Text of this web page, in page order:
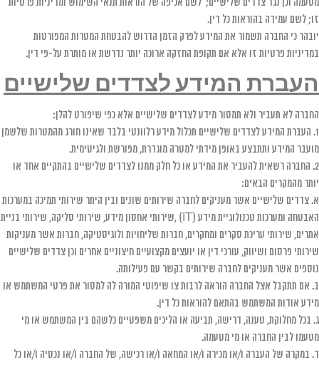
מטעמה וכן נגד צדדים שלישיים; לשם אכיפה של הוראות תנאי השימוש ומדיניות פרטיות
זו; לשם עמידה בהוראות כל דין.
יובהר כי החברה תשמור את המידע לפרק הזמן הדרוש להבטחת המטרות המפורטות
במדיניות פרטיות זו אלא אם תקופת החזקה ארוכה יותר נדרשת או מותרת על-פי דין.
העברת המידע לצדדים שלישיים
החברה לא תעביר ולא תמסור מידע לצדדים שלישיים אלא כפי שיפורט להלן:
1. העברת המידע לצדדים שלישיים תכלול מידע רלוונטי בלבד שאינו חורג מהמטרות שלשמן
מועבר המידע ותתבצע באופן מידתי למטרה מוגדרת, מפורשת ולגיטימית.
2. החברה רשאית להעביר את המידע או כל חלק ממנו לצדדים שלישיים בהתקיים אחד או
יותר מהמקרים הבאים:
א. צדדים שלישיים אשר מעניקים לחברה שירותים שונים ובין היתר שירותי תמיכה במערכות
האבטחה ומערכות טכנולוגיית מידע (IT) ,שירותי אחסון מידע, שירותי סליקה, שירותי בניית
אתרים, שירותי עריכת סקרים ומחקרים, חברות שליחויות ולוגיסטיקה, חברות אשר מעניקות
שירותי פרסום ושיווק, עורכי דין או יועצים מקצועיים חיצוניים אחרים וכן צדדים שלישיים
נוספים אשר מעניקים לחברה שירותים בקשר עם פעילותה.
ב. אם תתקבל אצל החברה הוראה לרבות צו שיפוטי המורה לה למסור את פרטי המשתמש או
מידע אודות המשתמש בהתאם להוראות כל דין.
ג. בכל מחלוקת, טענה, דרישה, תביעה או הליכים משפטיים כלשהם בין המשתמש או מי
מטעמו לבין החברה או מי מטעמה.
ד. במקרה של העברה ו/או מכירה ו/או המחאה ו/או רכישה, של החברה ו/או נכסיה ו/או כל